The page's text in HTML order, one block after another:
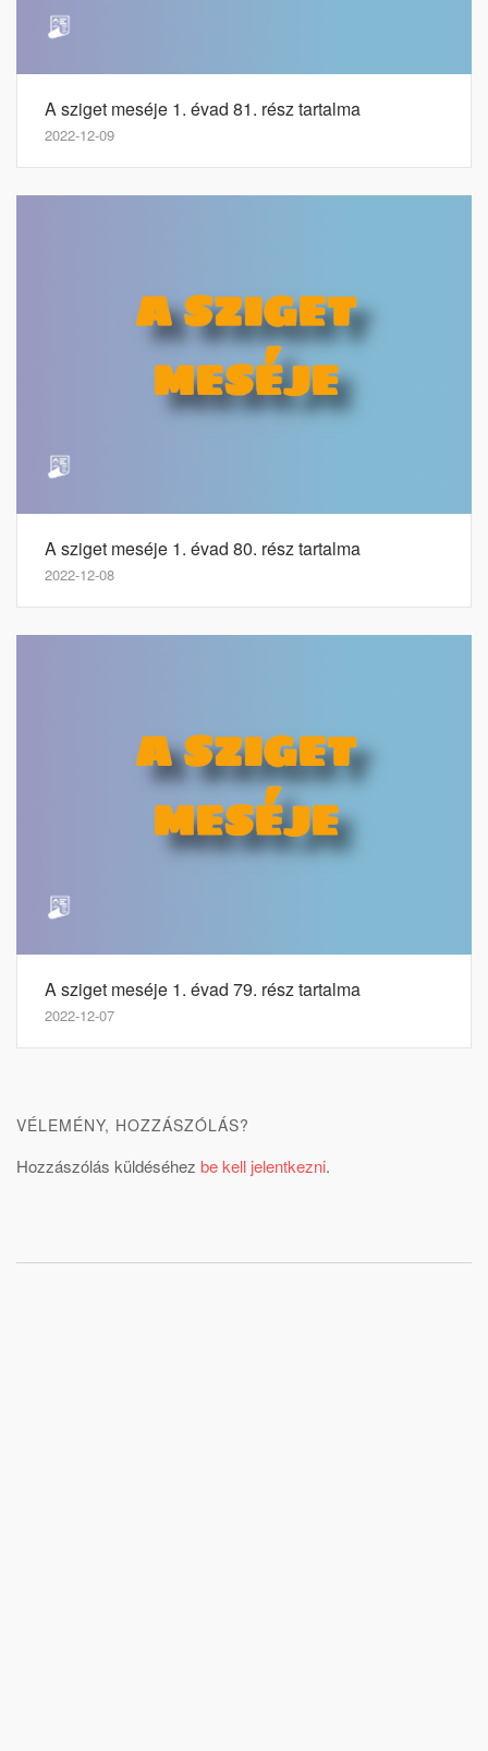
A sziget meséje 1. évad 81. rész tartalma
2022-12-09
A sziget meséje 1. évad 80. rész tartalma
2022-12-08
A sziget meséje 1. évad 79. rész tartalma
2022-12-07
VÉLEMÉNY, HOZZÁSZÓLÁS?
Hozzászólás küldéséhez be kell jelentkezni.